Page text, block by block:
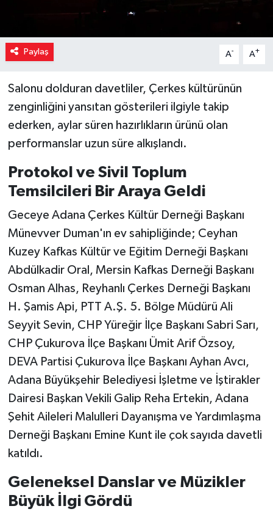
Paylaş A- A+
Salonu dolduran davetliler, Çerkes kültürünün
zenginliğini yansıtan gösterileri ilgiyle takip
ederken, aylar süren hazırlıkların ürünü olan
performanslar uzun süre alkışlandı.
Protokol ve Sivil Toplum
Temsilcileri Bir Araya Geldi
Geceye Adana Çerkes Kültür Derneği Başkanı
Münevver Duman'ın ev sahipliğinde; Ceyhan
Kuzey Kafkas Kültür ve Eğitim Derneği Başkanı
Abdülkadir Oral, Mersin Kafkas Derneği Başkanı
Osman Alhas, Reyhanlı Çerkes Derneği Başkanı
H. Şamis Api, PTT A.Ş. 5. Bölge Müdürü Ali
Seyyit Sevin, CHP Yüreğir İlçe Başkanı Sabri Sarı,
CHP Çukurova İlçe Başkanı Ümit Arif Özsoy,
DEVA Partisi Çukurova İlçe Başkanı Ayhan Avcı,
Adana Büyükşehir Belediyesi İşletme ve İştirakler
Dairesi Başkan Vekili Galip Reha Ertekin, Adana
Şehit Aileleri Malulleri Dayanışma ve Yardımlaşma
Derneği Başkanı Emine Kunt ile çok sayıda davetli
katıldı.
Geleneksel Danslar ve Müzikler
Büyük İlgi Gördü